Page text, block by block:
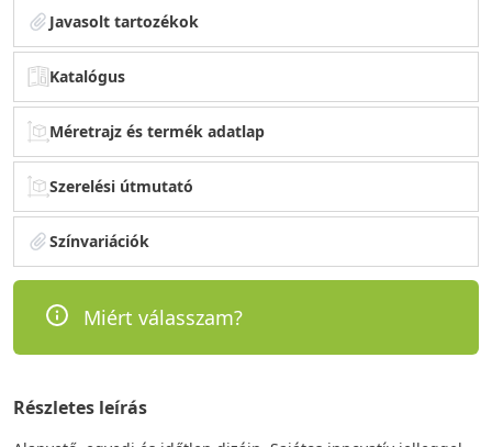
Javasolt tartozékok
Katalógus
Méretrajz és termék adatlap
Szerelési útmutató
Színvariációk
Miért válasszam?
Részletes leírás